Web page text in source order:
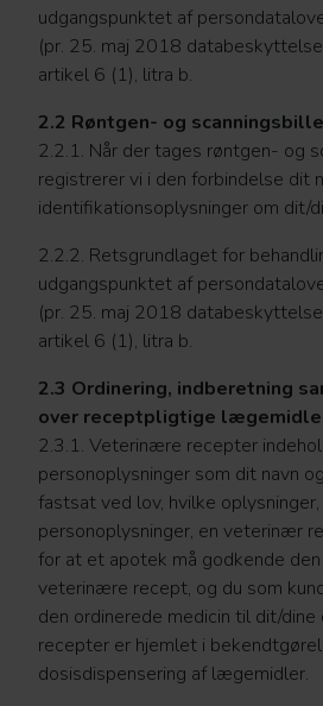
udgangspunktet af
(pr. 25. maj 2018
artikel 6 (1), litra b.
2.2 Røntgen- og
2.2.1. Når der tages røntgen- og
registrerer vi i den forbindelse dit
identifikationsoplysninger om dit/
2.2.2. Retsgrundlaget for
udgangspunktet af
(pr. 25. maj 2018
artikel 6 (1), litra b.
2.3 Ordinering, indberetning
over receptpligtige
2.3.1. Veterinære recepter
personoplysninger som dit navn
fastsat ved lov, hvilke
personoplysninger, en veterinær
for at et apotek må godkende
veterinære recept, og du som
den ordinerede medicin til dit/
recepter er hjemlet i
dosisdispensering af lægemidler.